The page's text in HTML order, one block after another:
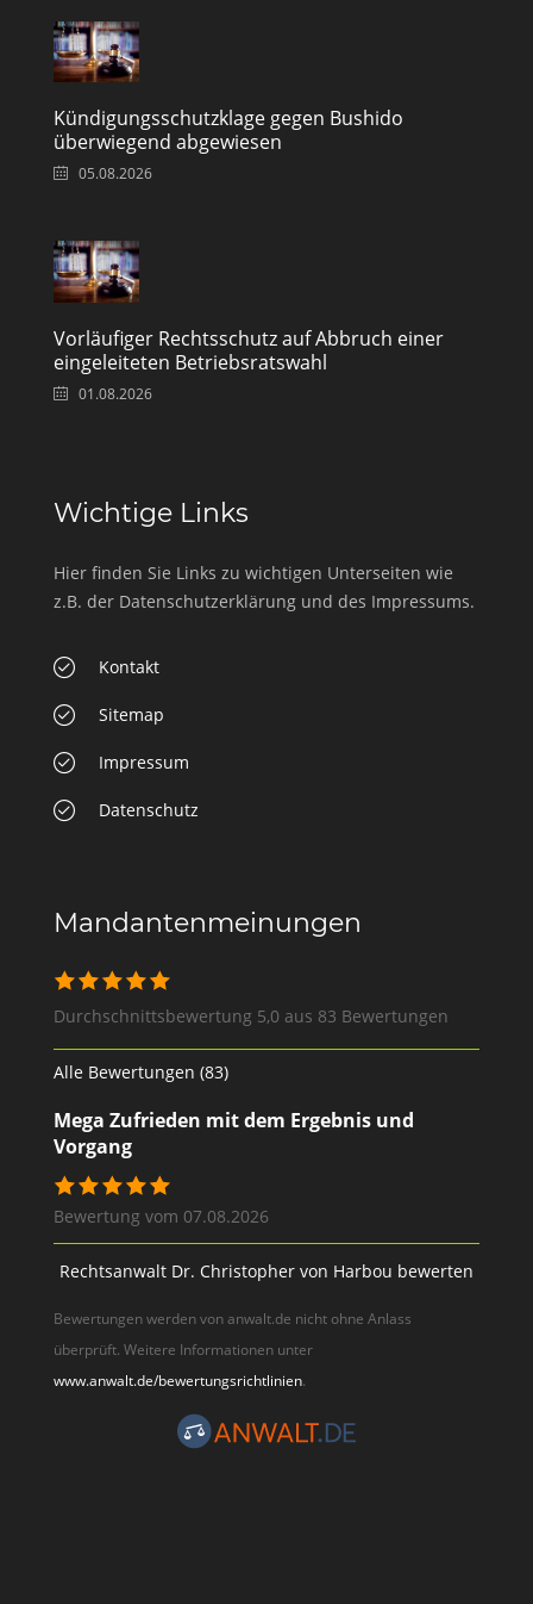
Kündigungsschutzklage gegen Bushido
überwiegend abgewiesen
05.08.2026
Vorläufiger Rechtsschutz auf Abbruch einer
eingeleiteten Betriebsratswahl
01.08.2026
Wichtige Links
Hier finden Sie Links zu wichtigen Unterseiten wie
z.B. der Datenschutzerklärung und des Impressums.
Kontakt
Sitemap
Impressum
Datenschutz
Mandantenmeinungen
Durchschnittsbewertung 5,0 aus 83 Bewertungen
Alle Bewertungen (83)
Mega Zufrieden mit dem Ergebnis und
Vorgang
Bewertung vom 07.08.2026
Rechtsanwalt Dr. Christopher von Harbou bewerten
Bewertungen werden von anwalt.de nicht ohne Anlass
überprüft. Weitere Informationen unter
www.anwalt.de/bewertungsrichtlinien.